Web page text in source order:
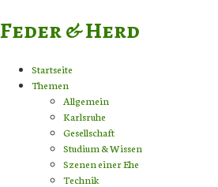
Feder & Herd
Startseite
Themen
Allgemein
Karlsruhe
Gesellschaft
Studium & Wissen
Szenen einer Ehe
Technik